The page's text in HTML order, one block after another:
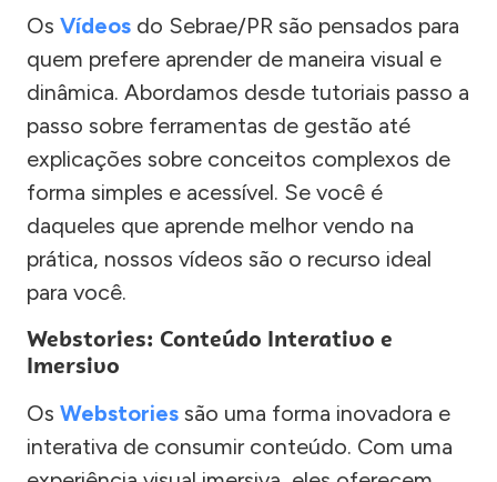
Os Vídeos do Sebrae/PR são pensados para
quem prefere aprender de maneira visual e
dinâmica. Abordamos desde tutoriais passo a
passo sobre ferramentas de gestão até
explicações sobre conceitos complexos de
forma simples e acessível. Se você é
daqueles que aprende melhor vendo na
prática, nossos vídeos são o recurso ideal
para você.
Webstories: Conteúdo Interativo e
Imersivo
Os Webstories são uma forma inovadora e
interativa de consumir conteúdo. Com uma